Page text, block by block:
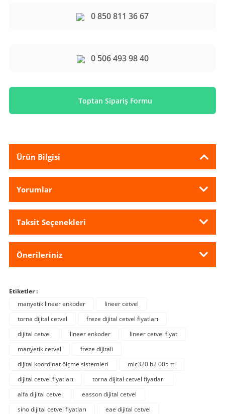
0 850 811 36 67
0 506 493 98 40
Toptan Sipariş Formu
Ürün Bilgisi
Yorumlar
Taksit Seçenekleri
Önerileriniz
Etiketler :
manyetik lineer enkoder
lineer cetvel
torna dijital cetvel
freze dijital cetvel fiyatları
dijital cetvel
lineer enkoder
lineer cetvel fiyat
manyetik cetvel
freze dijitali
dijital koordinat ölçme sistemleri
mlc320 b2 005 ttl
dijital cetvel fiyatları
torna dijital cetvel fiyatları
alfa dijital cetvel
easson dijital cetvel
sino dijital cetvel fiyatları
eae dijital cetvel